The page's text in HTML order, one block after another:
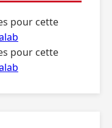
pour cette
pour cette